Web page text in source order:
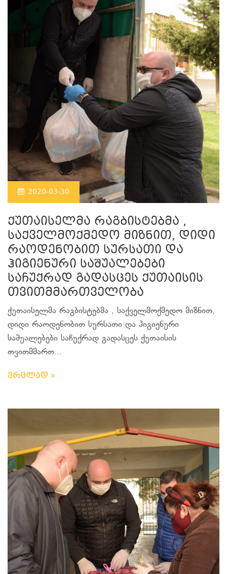
2020-03-30
ქუთაისელმა რაგბისტებმა ,
საქველმოქმედო მიზნით, დიდი
რაოდენობით სურსათი და
ჰიგიენური საშუალებები
საჩუქრად გადასცეს ქუთაისის
თვითმმართველობა
ქუთაისელმა რაგბისტებმა , საქველმოქმედო მიზნით,
დიდი რაოდენობით სურსათი და ჰიგიენური
საშუალებები საჩუქრად გადასცეს ქუთაისის
თვითმმართ...
ვრცლად